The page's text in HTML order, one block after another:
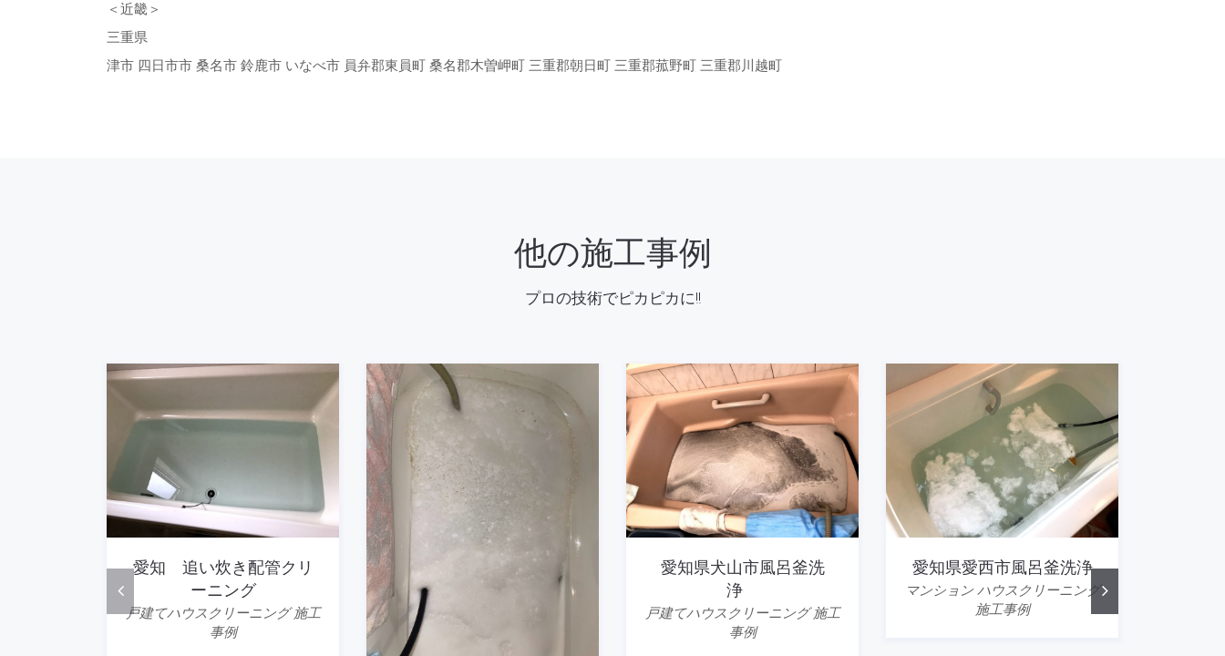
＜近畿＞
三重県
津市 四日市市 桑名市 鈴鹿市 いなべ市 員弁郡東員町 桑名郡木曽岬町 三重郡朝日町 三重郡菰野町 三重郡川越町
他の施工事例
プロの技術でピカピカに!!
愛知 追い炊き配管クリ
ーニング
戸建てハウスクリーニング 施工
事例
愛知県犬山市風呂釜洗
浄
戸建てハウスクリーニング 施工
事例
愛知県愛西市風呂釜洗浄
マンション ハウスクリーニング
施工事例